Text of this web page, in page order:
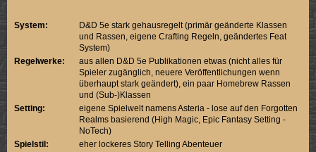
System:
D&D 5e stark gehausregelt (primär geänderte Klassen
und Rassen, eigene Crafting Regeln, geändertes Feat
System)
Regelwerke:
aus allen D&D 5e Publikationen etwas (nicht alles für
Spieler zugänglich, neuere Veröffentlichungen wenn
überhaupt stark geändert), ein paar Homebrew Rassen
und (Sub-)Klassen
Setting:
eigene Spielwelt namens Asteria - lose auf den Forgotten
Realms basierend (High Magic, Epic Fantasy Setting -
NoTech)
Spielstil:
eher lockeres Story Telling Abenteuer